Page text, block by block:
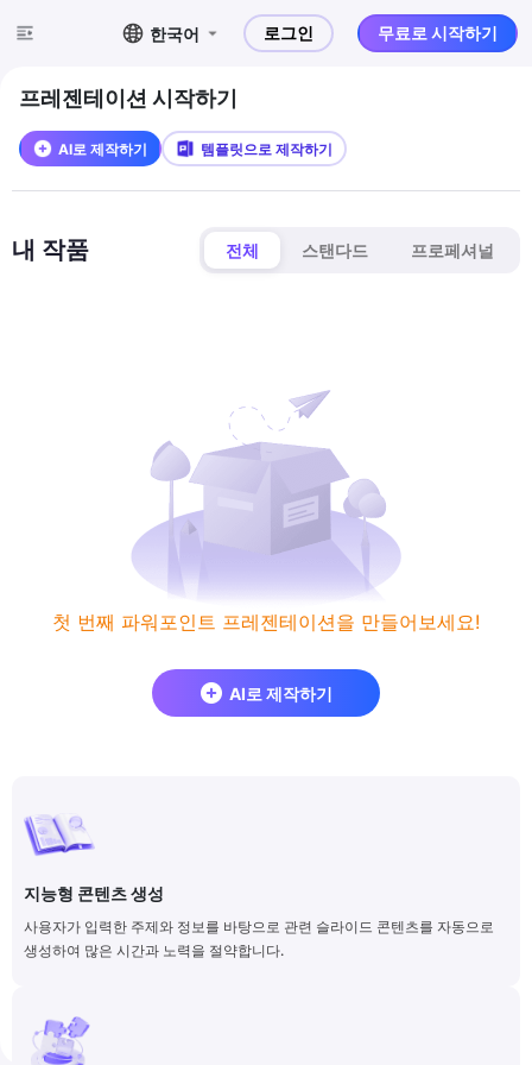
한국어 로그인 무료로 시작하기
프레젠테이션 시작하기
AI로 제작하기 템플릿으로 제작하기
내 작품 전체 스탠다드 프로페셔널
첫 번째 파워포인트 프레젠테이션을 만들어보세요!
AI로 제작하기
지능형 콘텐츠 생성
사용자가 입력한 주제와 정보를 바탕으로 관련 슬라이드 콘텐츠를 자동으로
생성하여 많은 시간과 노력을 절약합니다.